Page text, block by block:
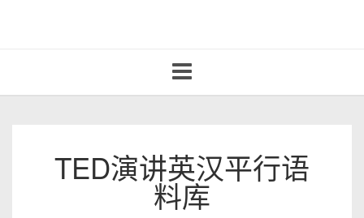
navigation
TED演讲英汉平行语
料库